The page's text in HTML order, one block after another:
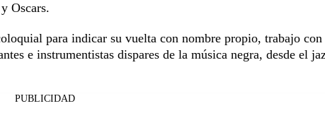
Oscars.
para indicar su vuelta con nombre propio, trabajo con
e instrumentistas dispares de la música negra, desde el
PUBLICIDAD